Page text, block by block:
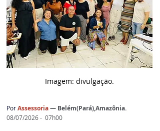
Imagem: divulgação.
PorAssessoria— Belém(Pará),Amazônia.
08/07/2026 -  07h00